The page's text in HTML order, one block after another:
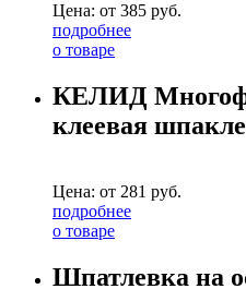
Цена: от 385 руб.
подробнее
о товаре
КЕЛИД
клеевая
Цена: от 281 руб.
подробнее
о товаре
Шпатлевка на